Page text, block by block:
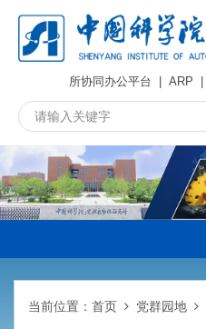
所协同办公平台 | ARP |
当前位置： 首页 党群园地